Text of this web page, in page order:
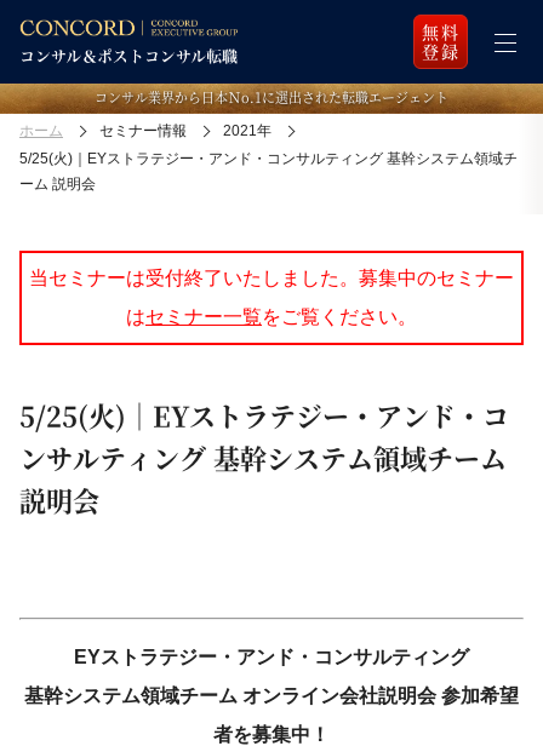
無料
登録
コンサル業界から日本Ｎo.1に選出された転職エージェント
ホーム セミナー情報
2021年
5/25(火)｜EYストラテジー・アンド・コンサルティング 基幹システム領域チ
ーム 説明会
当セミナーは受付終了いたしました。募集中のセミナー
はセミナー一覧をご覧ください。
5/25(火)｜EYストラテジー・アンド・コ
ンサルティング 基幹システム領域チーム
説明会
EYストラテジー・アンド・コンサルティング
基幹システム領域チーム オンライン会社説明会 参加希望
者を募集中！